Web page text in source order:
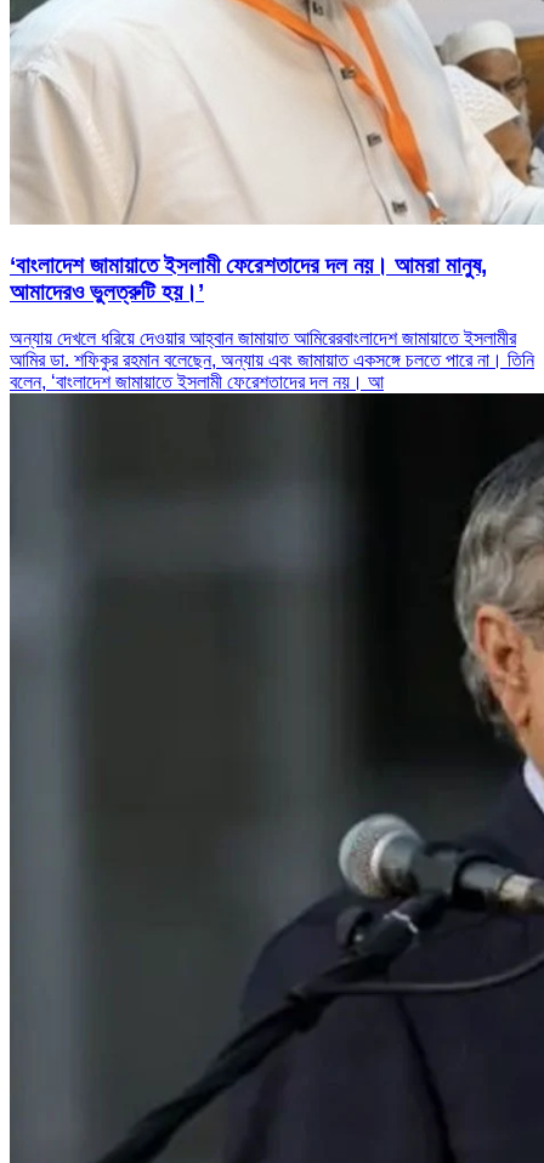
‘বাংলাদেশ জামায়াতে ইসলামী ফেরেশতাদের দল নয়। আমরা মানুষ,
আমাদেরও ভুলত্রুটি হয়।’
অন্যায় দেখলে ধরিয়ে দেওয়ার আহ্বান জামায়াত আমিরেরবাংলাদেশ জামায়াতে ইসলামীর
আমির ডা. শফিকুর রহমান বলেছেন, অন্যায় এবং জামায়াত একসঙ্গে চলতে পারে না। তিনি
বলেন, ‘বাংলাদেশ জামায়াতে ইসলামী ফেরেশতাদের দল নয়। আ